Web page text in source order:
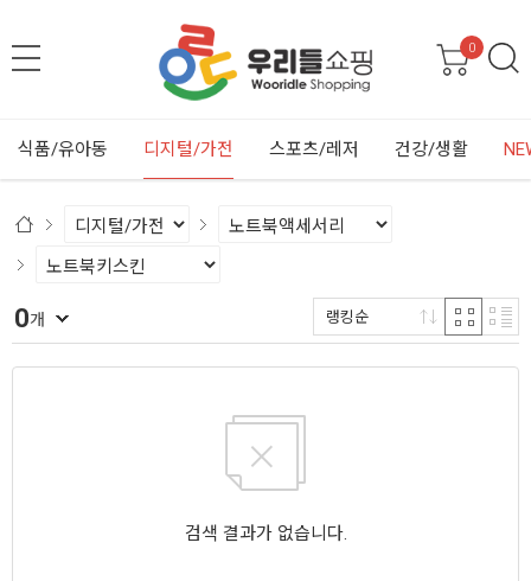
0
식품/유아동 디지털/가전 스포츠/레저 건강/생활
0개 랭킹순
검색 결과가 없습니다.